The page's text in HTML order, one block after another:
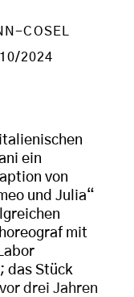
COSEL
2024
ein
von
und Julia“
mit
das Stück
drei Jahren